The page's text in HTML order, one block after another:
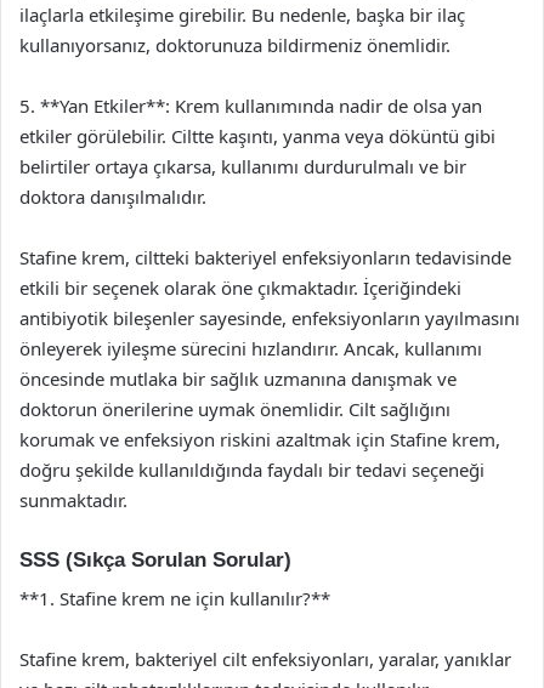
ilaçlarla etkileşime girebilir. Bu nedenle, başka bir ilaç
kullanıyorsanız, doktorunuza bildirmeniz önemlidir.
5. **Yan Etkiler**: Krem kullanımında nadir de olsa yan
etkiler görülebilir. Ciltte kaşıntı, yanma veya döküntü gibi
belirtiler ortaya çıkarsa, kullanımı durdurulmalı ve bir
doktora danışılmalıdır.
Stafine krem, ciltteki bakteriyel enfeksiyonların tedavisinde
etkili bir seçenek olarak öne çıkmaktadır. İçeriğindeki
antibiyotik bileşenler sayesinde, enfeksiyonların yayılmasını
önleyerek iyileşme sürecini hızlandırır. Ancak, kullanımı
öncesinde mutlaka bir sağlık uzmanına danışmak ve
doktorun önerilerine uymak önemlidir. Cilt sağlığını
korumak ve enfeksiyon riskini azaltmak için Stafine krem,
doğru şekilde kullanıldığında faydalı bir tedavi seçeneği
sunmaktadır.
SSS (Sıkça Sorulan Sorular)
**1. Stafine krem ne için kullanılır?**
Stafine krem, bakteriyel cilt enfeksiyonları, yaralar, yanıklar